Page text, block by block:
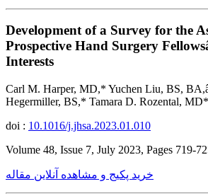
Development of a Survey for the
Prospective Hand Surgery
Interests
Carl M. Harper, MD,* Yuchen Liu, BS,
Hegermiller, BS,* Tamara D. Rozental, MD*
doi : 10.1016/j.jhsa.2023.01.010
Volume 48, Issue 7, July 2023, Pages 719-
خرید پکیج و مشاهده آنلاین مقاله